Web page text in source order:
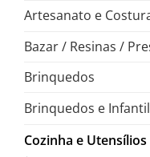
Artesanato e
Bazar / Resinas /
Brinquedos
Brinquedos e Infantil
Cozinha e Utensílios